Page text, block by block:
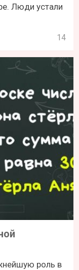
Люди устали
14
роль в